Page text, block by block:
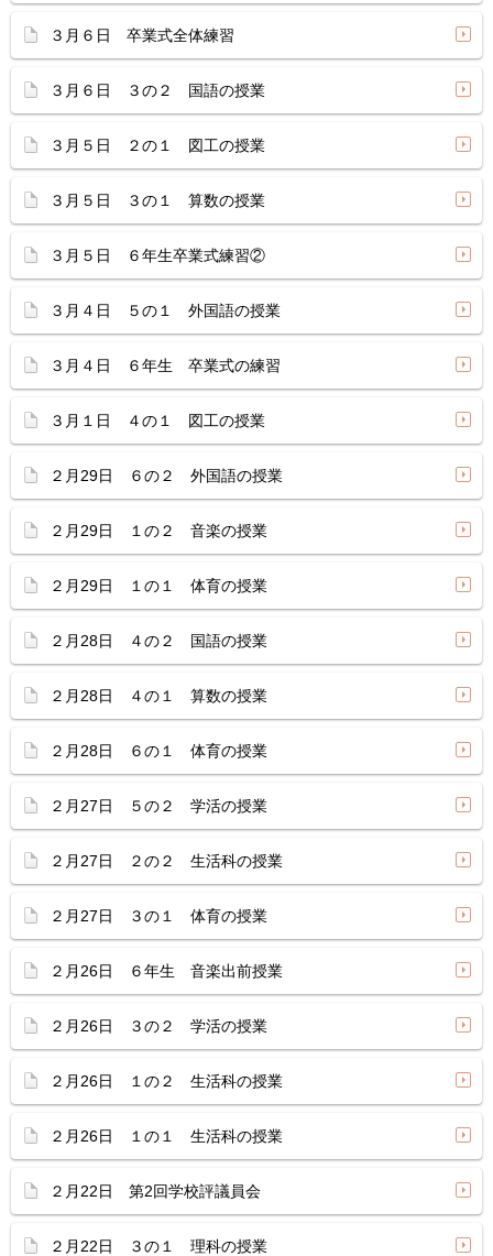
３月６日 卒業式全体練習
３月６日 ３の２ 国語の授業
３月５日 ２の１ 図工の授業
３月５日 ３の１ 算数の授業
３月５日 ６年生卒業式練習②
３月４日 ５の１ 外国語の授業
３月４日 ６年生 卒業式の練習
３月１日 ４の１ 図工の授業
２月29日 ６の２ 外国語の授業
２月29日 １の２ 音楽の授業
２月29日 １の１ 体育の授業
２月28日 ４の２ 国語の授業
２月28日 ４の１ 算数の授業
２月28日 ６の１ 体育の授業
２月27日 ５の２ 学活の授業
２月27日 ２の２ 生活科の授業
２月27日 ３の１ 体育の授業
２月26日 ６年生 音楽出前授業
２月26日 ３の２ 学活の授業
２月26日 １の２ 生活科の授業
２月26日 １の１ 生活科の授業
２月22日 第2回学校評議員会
２月22日 ３の１ 理科の授業